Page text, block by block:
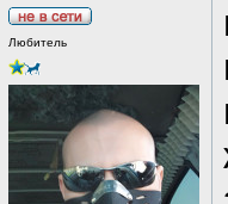
Любитель